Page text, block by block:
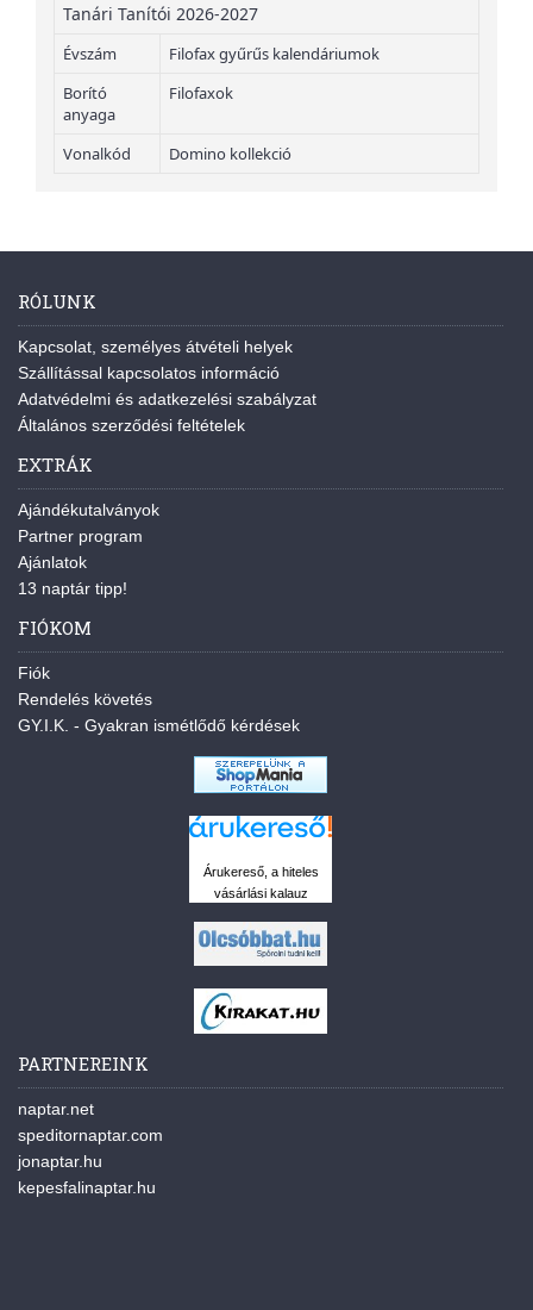
Tanári Tanítói 2026-2027
Évszám
Filofax gyűrűs kalendáriumok
Borító
anyaga
Filofaxok
Vonalkód Domino kollekció
RÓLUNK
Kapcsolat, személyes átvételi helyek
Szállítással kapcsolatos információ
Adatvédelmi és adatkezelési szabályzat
Általános szerződési feltételek
EXTRÁK
Ajándékutalványok
Partner program
Ajánlatok
13 naptár tipp!
FIÓKOM
Fiók
Rendelés követés
GY.I.K. - Gyakran ismétlődő kérdések
Árukereső, a hiteles
vásárlási kalauz
PARTNEREINK
naptar.net
speditornaptar.com
jonaptar.hu
kepesfalinaptar.hu